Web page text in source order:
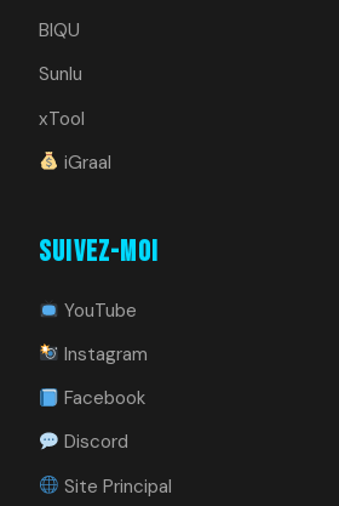
BIQU
Sunlu
xTool
iGraal
Suivez-moi
YouTube
Instagram
Facebook
Discord
Site Principal